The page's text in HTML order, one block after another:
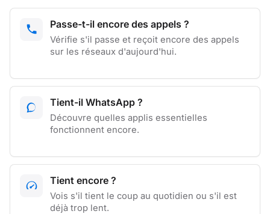
Passe-t-il encore des appels ?
Vérifie s'il passe et reçoit encore des appels
sur les réseaux d'aujourd'hui.
Tient-il WhatsApp ?
Découvre quelles applis essentielles
fonctionnent encore.
Tient encore ?
Vois s'il tient le coup au quotidien ou s'il est
déjà trop lent.